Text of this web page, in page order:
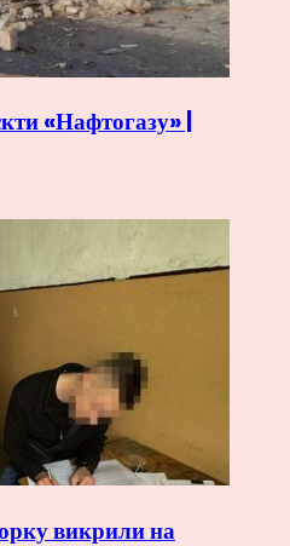
«Нафтогазу» |
викрили на